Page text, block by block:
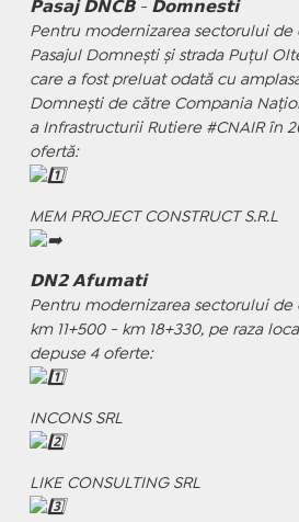
𝗣𝗮𝘀𝗮𝗷 𝗗𝗡𝗖𝗕 - 𝗗𝗼𝗺𝗻𝗲𝘀𝘁𝗶
Pentru modernizarea sectorului de
Pasajul Domnești și strada Puțul
care a fost preluat odată cu
Domnești de către Compania
a Infrastructurii Rutiere #CNAIR în
ofertă:
MEM PROJECT CONSTRUCT S.R.L
𝗗𝗡𝟮 𝗔𝗳𝘂𝗺𝗮𝘁𝗶
Pentru modernizarea sectorului de
km 11+500 - km 18+330, pe raza
depuse 4 oferte:
INCONS SRL
LIKE CONSULTING SRL